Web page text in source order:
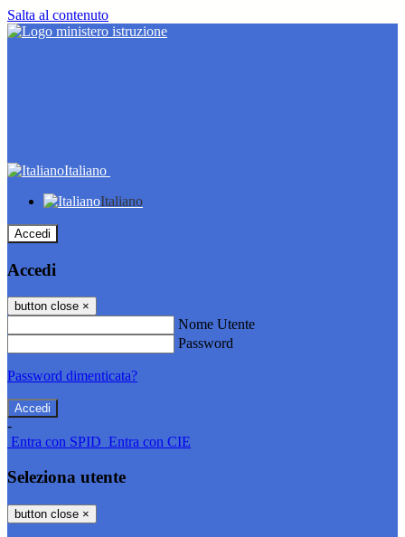
Salta al contenuto
Italiano
Italiano
Accedi
Accedi
button close ×
Nome Utente
Password
Password dimenticata?
-
Entra con SPID Entra con CIE
Seleziona utente
button close ×